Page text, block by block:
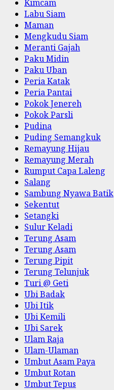
Kimcam
Labu Siam
Maman
Mengkudu Siam
Meranti Gajah
Paku Midin
Paku Uban
Peria Katak
Peria Pantai
Pokok Jenereh
Pokok Parsli
Pudina
Puding Semangkuk
Remayung Hijau
Remayung Merah
Rumput Capa Laleng
Salang
Sambung Nyawa Batik
Sekentut
Setangki
Sulur Keladi
Terung Asam
Terung Asam
Terung Pipit
Terung Telunjuk
Turi @ Geti
Ubi Badak
Ubi Itik
Ubi Kemili
Ubi Sarek
Ulam Raja
Ulam-Ulaman
Umbut Asam Paya
Umbut Rotan
Umbut Tepus